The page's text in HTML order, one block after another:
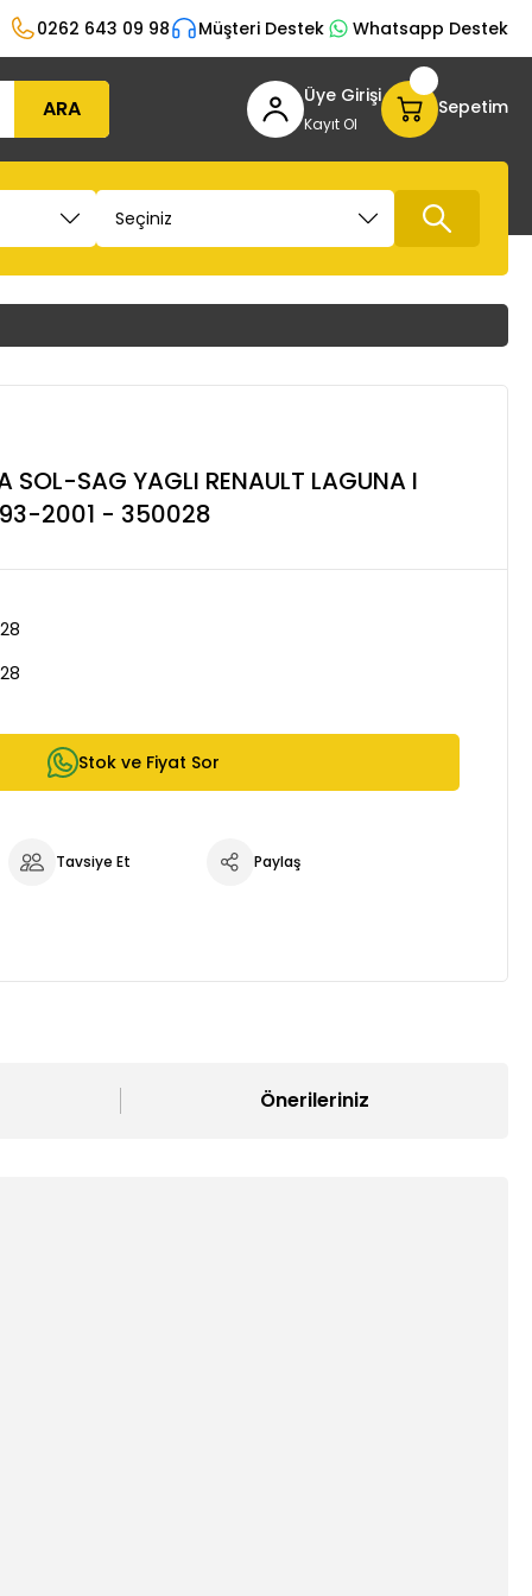
0262 643 09 98 Müşteri Destek Whatsapp Destek
ARA Üye Girişi
Kayıt Ol
Sepetim
SOL-SAG YAGLI RENAULT LAGUNA I
2001 - 350028
Stok ve Fiyat Sor
Tavsiye Et Paylaş
Önerileriniz